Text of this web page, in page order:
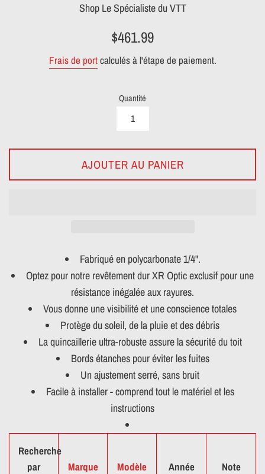
Shop Le Spécialiste du VTT
Prix
$461.99
Frais de portcalculés à l'étape de paiement.
Quantité
AJOUTER AU PANIER
Fabriqué en polycarbonate 1/4".
Optez pour notre revêtement dur XR Optic exclusif pour une
résistance inégalée aux rayures.
Vous donne une visibilité et une conscience totales
Protège du soleil, de la pluie et des débris
La quincaillerie ultra-robuste assure la sécurité du toit
Bords étanches pour éviter les fuites
Un ajustement serré, sans bruit
Facile à installer - comprend tout le matériel et les
instructions
Recherche
par
Marque Modèle Année Note